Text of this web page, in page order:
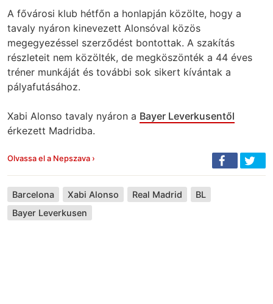
A fővárosi klub hétfőn a honlapján közölte, hogy a
tavaly nyáron kinevezett Alonsóval közös
megegyezéssel szerződést bontottak. A szakítás
részleteit nem közölték, de megköszönték a 44 éves
tréner munkáját és további sok sikert kívántak a
pályafutásához.
Xabi Alonso tavaly nyáron a Bayer Leverkusentől
érkezett Madridba.
Olvassa el a Nepszava ›
Barcelona Xabi Alonso Real Madrid
BL
Bayer Leverkusen